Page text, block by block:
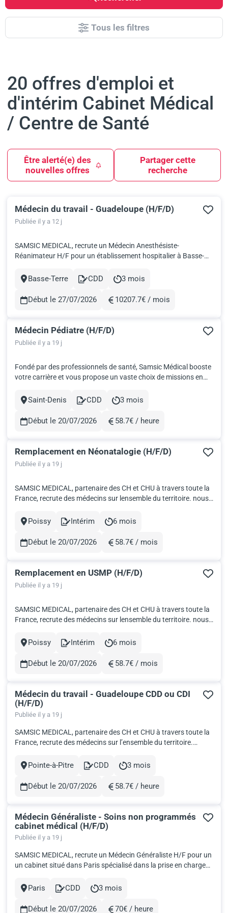
Tous les filtres
20 offres d'emploi et
d'intérim Cabinet Médical
/ Centre de Santé
Être alerté(e) des
nouvelles offres
Partager cette
recherche
Results
Médecin du travail - Guadeloupe (H/F/D)
Publiée il y a 12 j
SAMSIC MEDICAL, recrute un Médecin Anesthésiste-
Réanimateur H/F pour un établissement hospitalier à Basse-
fonction du souhait du candidat (temps plein : 39h) à qui
Conditions: Salaire...
Ville
Basse-Terre
Contract
CDD
Durée
3 mois
Début le 27/07/2026
Rémunération
10207.7€ / mois
Médecin Pédiatre (H/F/D)
Publiée il y a 19 j
Fondé par des professionnels de santé, Samsic Médical booste
votre carrière et vous propose un vaste choix de missions en
challenge professionnel selon vos compétences et vos envies!
Ville
Saint-Denis
Contract
CDD
Durée
3 mois
Début le 20/07/2026
Rémunération
58.7€ / heure
Remplacement en Néonatalogie (H/F/D)
Publiée il y a 19 j
SAMSIC MEDICAL, partenaire des CH et CHU à travers toute la
France, recrute des médecins sur lensemble du territoire. nous
dans les Yvelines. Date : Dès que possible Rémunération :
Ville
Poissy
Contract
Intérim
Durée
6 mois
Début le 20/07/2026
Rémunération
58.7€ / mois
Remplacement en USMP (H/F/D)
Publiée il y a 19 j
SAMSIC MEDICAL, partenaire des CH et CHU à travers toute la
France, recrute des médecins sur lensemble du territoire. nous
remplacement dans les Yvelines. Date : Dès que possible
déplacem...
Ville
Poissy
Contract
Intérim
Durée
6 mois
Début le 20/07/2026
Rémunération
58.7€ / mois
Médecin du travail - Guadeloupe CDD ou CDI
(H/F/D)
Publiée il y a 19 j
SAMSIC MEDICAL, partenaire des CH et CHU à travers toute la
France, recrute des médecins sur l’ensemble du territoire.
pour un centre de recherche. Date : Dés que possible pour CDD
Ville
Pointe-à-Pitre
Contract
CDD
Durée
3 mois
Début le 20/07/2026
Rémunération
58.7€ / heure
Médecin Généraliste - Soins non programmés
cabinet médical (H/F/D)
Publiée il y a 19 j
SAMSIC MEDICAL, recrute un Médecin Généraliste H/F pour un
un cabinet situé dans Paris spécialisé dans la prise en charge
abdominales, sutures, plâtres/attelles, etc.), avec un objectif de
Ville
Paris
Contract
CDD
Durée
3 mois
Début le 20/07/2026 70€ / heure